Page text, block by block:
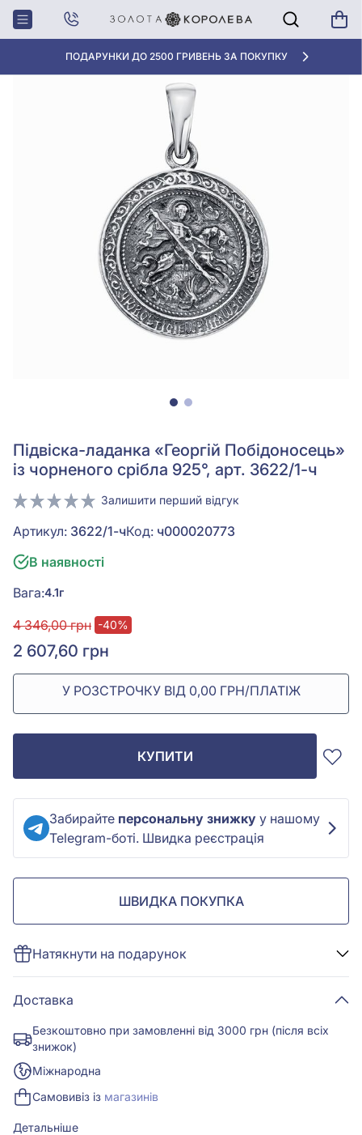
АКЦІЯ ДЛЯ КЛІЄНТІВ "НОВА ПОШТА"
Головна Підвіска-ладанка «Георгій Побідоносець» із чорненого срібла 925°, арт. 3622/1-ч
Підвіска-ладанка «Георгій Побідоносець»
із чорненого срібла 925°, арт. 3622/1-ч
Залишити перший відгук
Артикул: 3622/1-чКод: ч000020773
В наявності
Вага:4.1г
4 346,00 грн -40%
2 607,60 грн
У РОЗСТРОЧКУ ВІД 0,00 ГРН/ПЛАТІЖ
КУПИТИ
Забирайте персональну знижку у нашому
Telegram-боті. Швидка реєстрація
ШВИДКА ПОКУПКА
Натякнути на подарунок
Доставка
Безкоштовно при замовленні від 3000 грн (після всіх
знижок)
Міжнародна
Самовивіз із магазинів
Детальніше